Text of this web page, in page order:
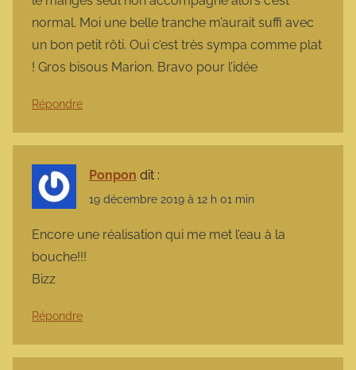
normal. Moi une belle tranche m’aurait suffi avec
un bon petit rôti. Oui c’est très sympa comme plat
! Gros bisous Marion. Bravo pour l’idée
Répondre
Ponpon dit :
19 décembre 2019 à 12 h 01 min
Encore une réalisation qui me met l’eau à la
bouche!!!
Bizz
Répondre